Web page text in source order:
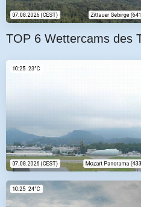
TOP 6 Wettercams des